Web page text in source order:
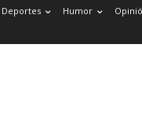
Deportes Humor